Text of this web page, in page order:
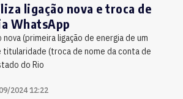
ligação nova e troca de
WhatsApp
nova (primeira ligação de energia de um
titularidade (troca de nome da conta de
do Rio
2024 12:22